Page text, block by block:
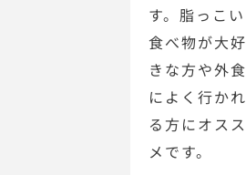
す。脂っこい
食べ物が大好
きな方や外食
によく行かれ
る方にオスス
メです。